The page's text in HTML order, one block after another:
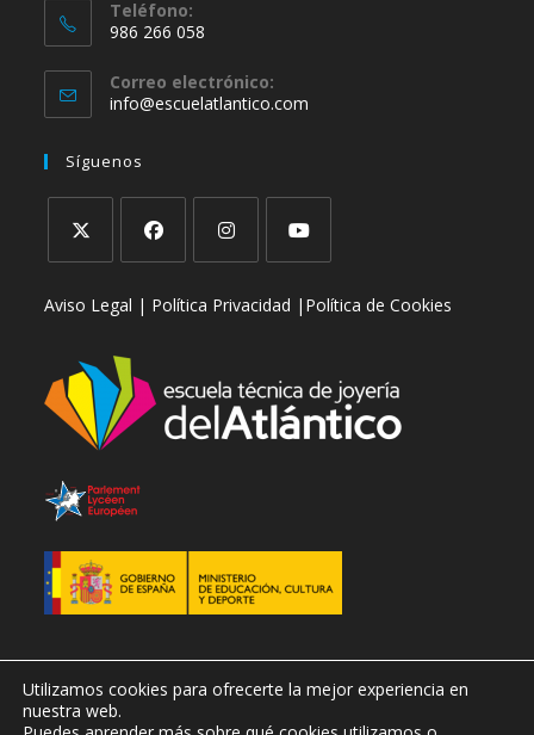
Teléfono:
986 266 058
abre
en
Correo electrónico:
info@escuelatlantico.com
Síguenos
abre
nueva
pestaña
abre
una
nueva
pestaña
abre
nueva
pestaña
abre
nueva
pestaña
Aviso Legal | Política Privacidad | Política de Cookies
Utilizamos cookies para ofrecerte la mejor experiencia en
nuestra web.